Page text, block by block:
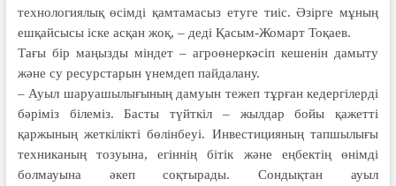
технологиялық өсімді қамтамасыз етуге тиіс. Әзірге мұның
ешқайсысы іске асқан жоқ, – деді Қасым-Жомарт Тоқаев.
Тағы бір маңызды міндет – агроөнеркәсіп кешенін дамыту
және су ресурстарын үнемдеп пайдалану.
– Ауыл шаруашылығының дамуын тежеп тұрған кедергілерді
бәріміз білеміз. Басты түйткіл – жылдар бойы қажетті
қаржының жеткілікті бөлінбеуі. Инвестицияның тапшылығы
техниканың тозуына, егіннің бітік және еңбектің өнімді
болмауына әкеп соқтырады. Сондықтан ауыл